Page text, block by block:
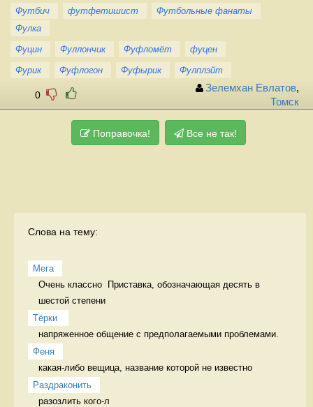
Футбич
футфетишист
Футбольные фанаты
Фулка
Фуцин
Фуллончик Фуфломёт
фуцен
Фурик
Фуфлогон Фуфырик Фулплэйт
0
Зелемхан Евлатов,
Томск
Поправочка! Все не так!
Слова на тему:
Мега
Очень классно  Приставка, обозначающая десять в
шестой степени
Тёрки
напряженное общение с предполагаемыми проблемами.
Феня
какая-либо вещица, название которой не известно
Раздраконить
разозлить кого-л